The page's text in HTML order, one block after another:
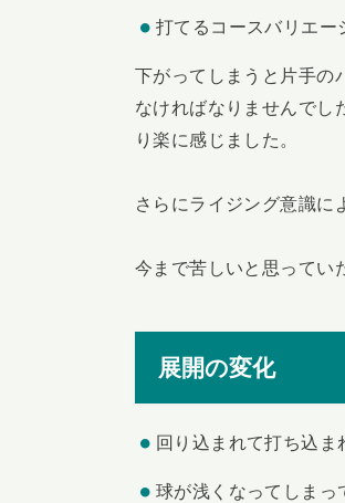
打てるコースバリエー
下がってしまうと片手の
なければなりませんでし
り楽に感じました。
さらにライジング意識に
今まで苦しいと思ってい
展開の変化
回り込まれて打ち込ま
球が浅くなってしまっ